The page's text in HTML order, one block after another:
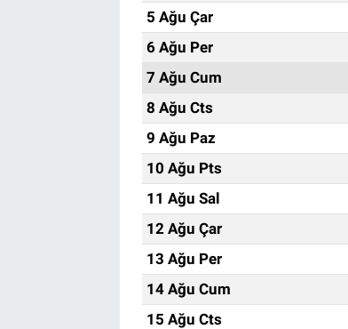
5 Ağu Çar
6 Ağu Per
7 Ağu Cum
8 Ağu Cts
9 Ağu Paz
10 Ağu Pts
11 Ağu Sal
12 Ağu Çar
13 Ağu Per
14 Ağu Cum
15 Ağu Cts